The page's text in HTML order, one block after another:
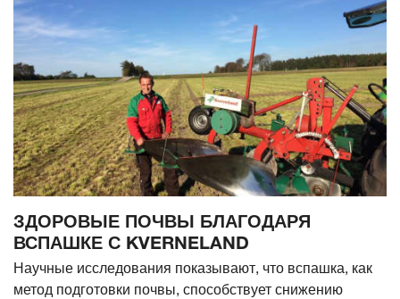
ЗДОРОВЫЕ ПОЧВЫ БЛАГОДАРЯ
ВСПАШКЕ С KVERNELAND
Научные исследования показывают, что вспашка, как
метод подготовки почвы, способствует снижению